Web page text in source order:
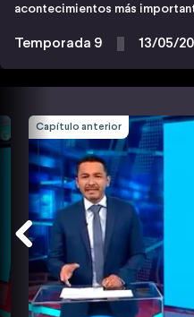
acontecimientos más
Temporada 9 13/05/
Capítulo anterior